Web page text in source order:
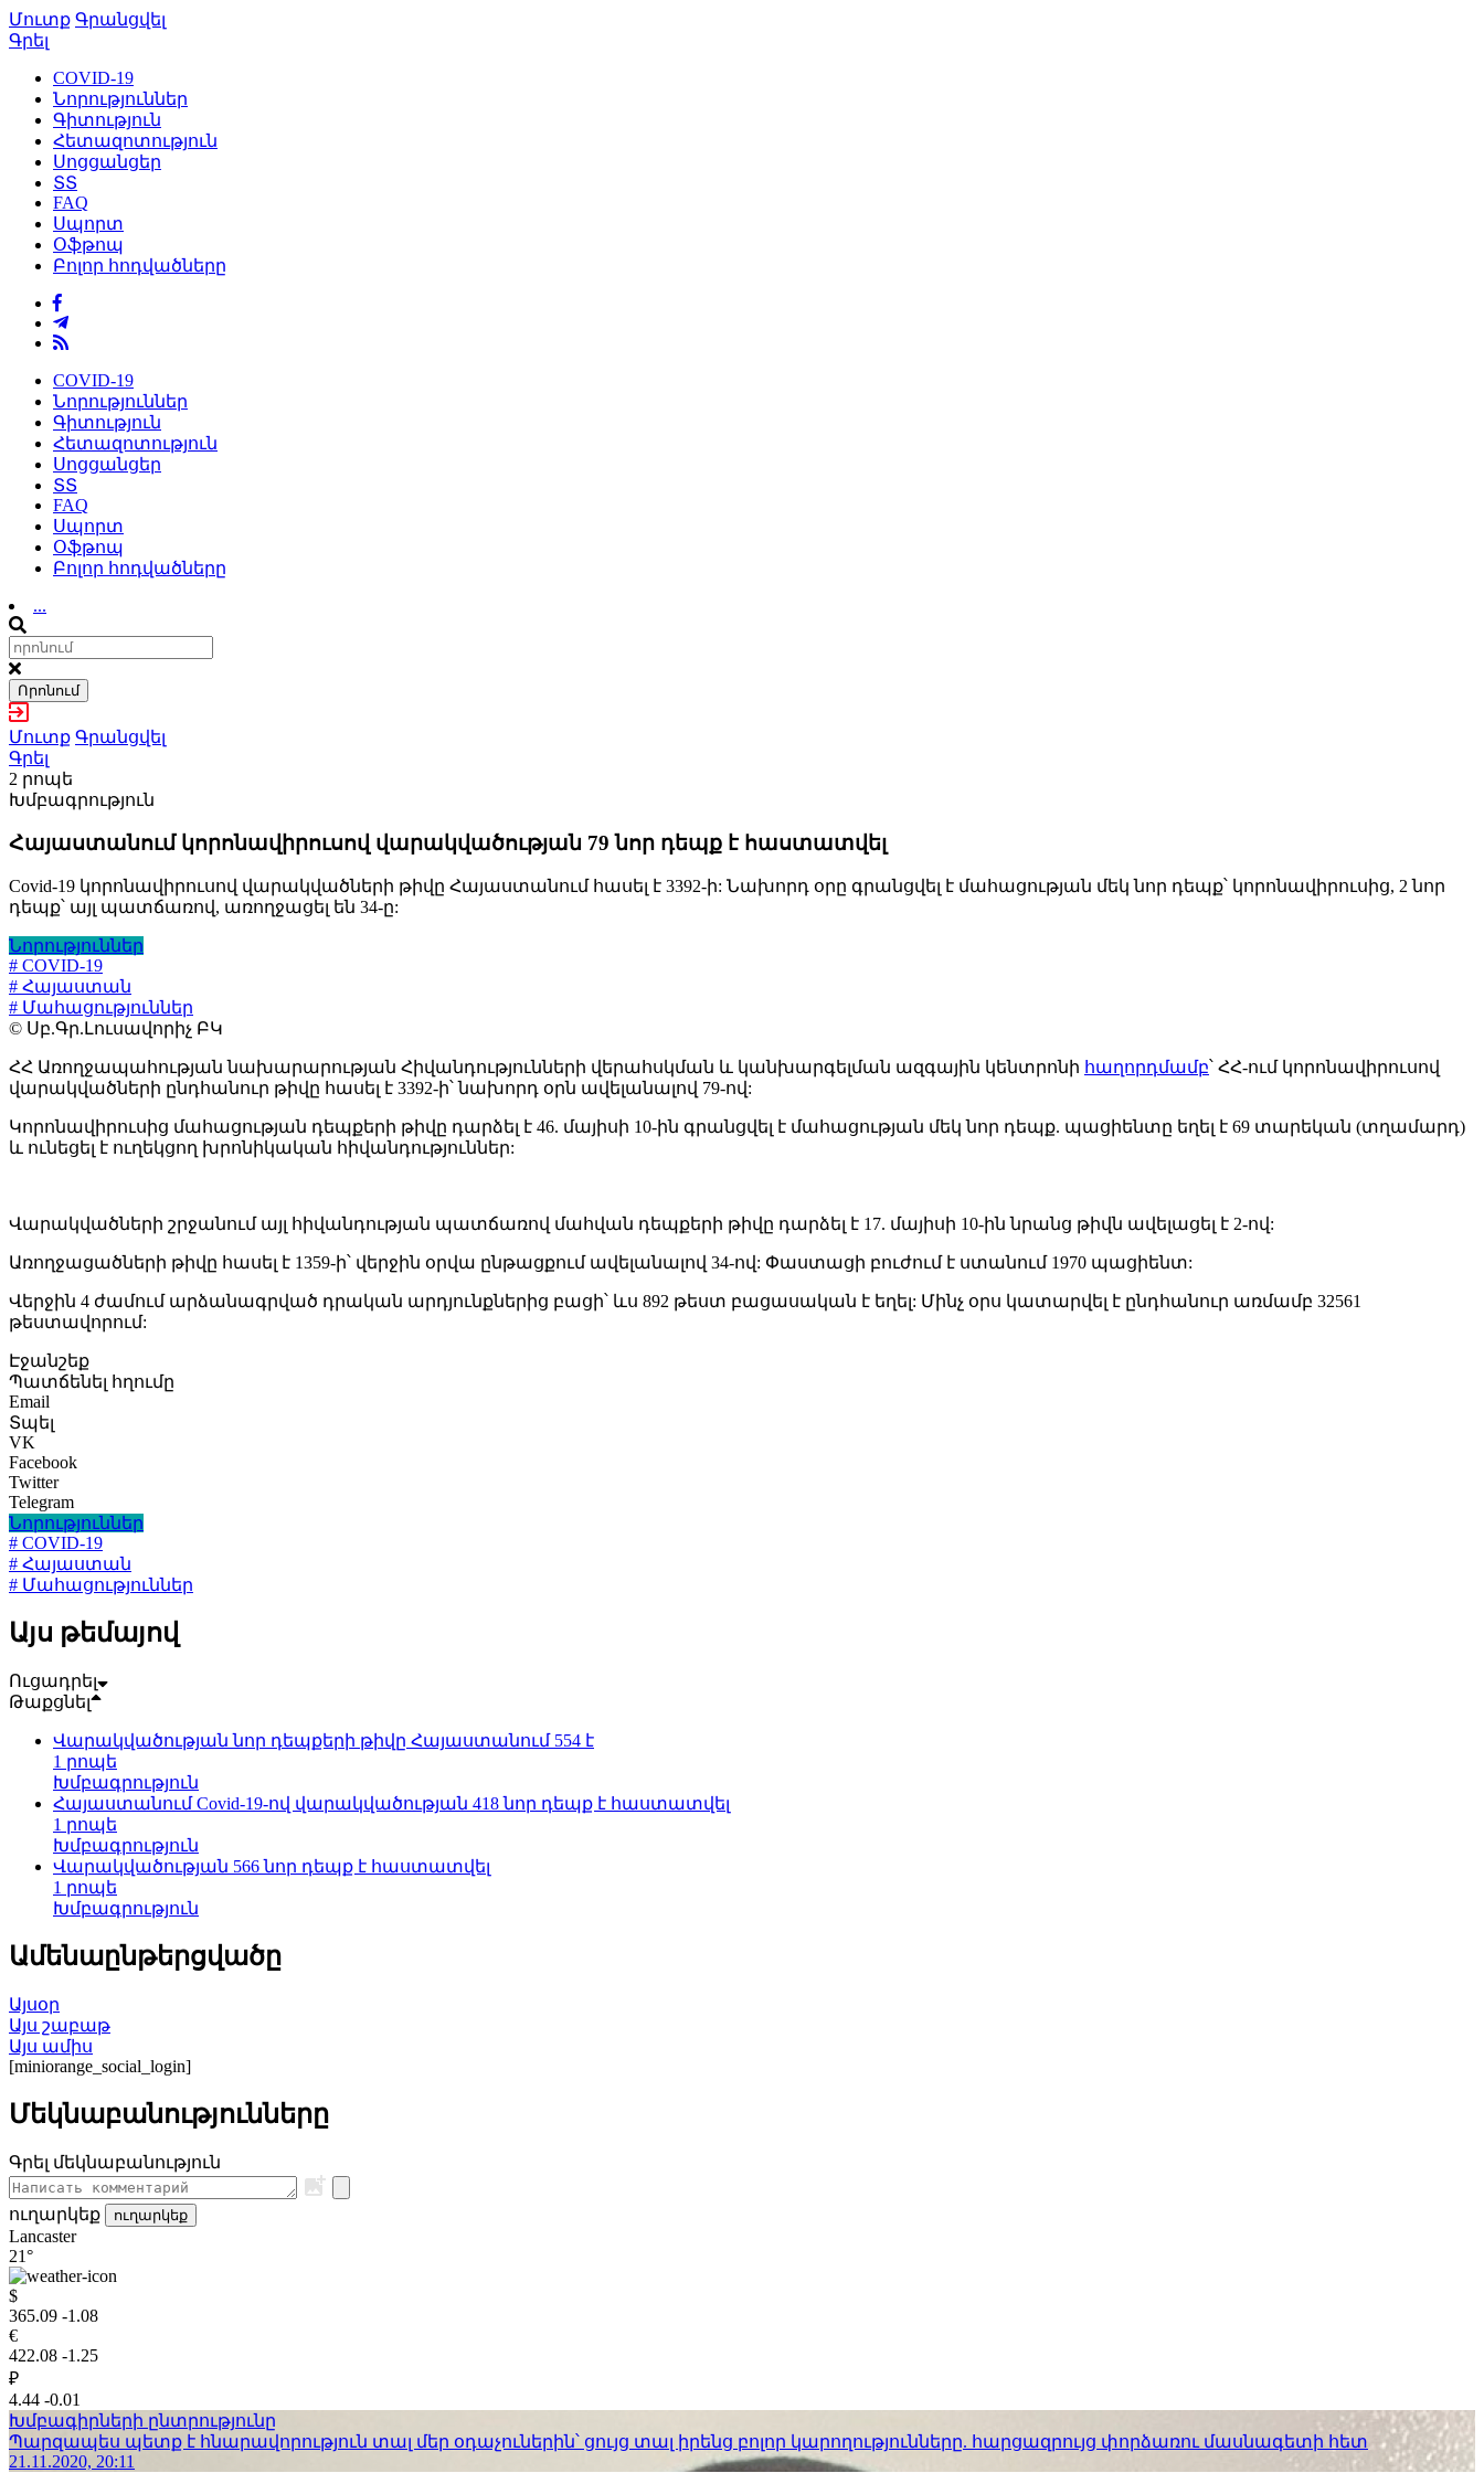
Մուտք Գրանցվել
Գրել
COVID-19
Նորություններ
Գիտություն
Հետազոտություն
Սոցցանցեր
ՏՏ
FAQ
Սպորտ
Օֆթոպ
Բոլոր հոդվածները
COVID-19
Նորություններ
Գիտություն
Հետազոտություն
Սոցցանցեր
ՏՏ
FAQ
Սպորտ
Օֆթոպ
Բոլոր հոդվածները
...
Որոնում
Մուտք Գրանցվել
Գրել
2 րոպե
Խմբագրություն
Հայաստանում կորոնավիրուսով վարակվածության 79 նոր դեպք է հաստատվել
Covid-19 կորոնավիրուսով վարակվածների թիվը Հայաստանում հասել է 3392-ի: Նախորդ օրը գրանցվել է մահացության մեկ նոր դեպք՝ կորոնավիրուսից, 2 նոր
դեպք՝ այլ պատճառով, առողջացել են 34-ը:
Նորություններ
# COVID-19
# Հայաստան
# Մահացություններ
© Սբ.Գր.Լուսավորիչ ԲԿ
ՀՀ Առողջապահության նախարարության Հիվանդությունների վերահսկման և կանխարգելման ազգային կենտրոնի հաղորդմամբ՝ ՀՀ-ում կորոնավիրուսով
վարակվածների ընդհանուր թիվը հասել է 3392-ի՝ նախորդ օրն ավելանալով 79-ով:
Կորոնավիրուսից մահացության դեպքերի թիվը դարձել է 46. մայիսի 10-ին գրանցվել է մահացության մեկ նոր դեպք. պացիենտը եղել է 69 տարեկան (տղամարդ)
և ունեցել է ուղեկցող խրոնիկական հիվանդություններ:
Վարակվածների շրջանում այլ հիվանդության պատճառով մահվան դեպքերի թիվը դարձել է 17. մայիսի 10-ին նրանց թիվն ավելացել է 2-ով:
Առողջացածների թիվը հասել է 1359-ի՝ վերջին օրվա ընթացքում ավելանալով 34-ով: Փաստացի բուժում է ստանում 1970 պացիենտ:
Վերջին 4 ժամում արձանագրված դրական արդյունքներից բացի՝ ևս 892 թեստ բացասական է եղել: Մինչ օրս կատարվել է ընդհանուր առմամբ 32561
թեստավորում:
Էջանշեք
Պատճենել հղումը
Email
Տպել
VK
Facebook
Twitter
Telegram
Նորություններ
# COVID-19
# Հայաստան
# Մահացություններ
Այս թեմայով
Ուցադրել
Թաքցնել
Վարակվածության նոր դեպքերի թիվը Հայաստանում 554 է
1 րոպե
Խմբագրություն
Հայաստանում Covid-19-ով վարակվածության 418 նոր դեպք է հաստատվել
1 րոպե
Խմբագրություն
Վարակվածության 566 նոր դեպք է հաստատվել
1 րոպե
Խմբագրություն
Ամենաընթերցվածը
Այսօր
Այս շաբաթ
Այս ամիս
[miniorange_social_login]
Մեկնաբանությունները
Գրել մեկնաբանություն
ուղարկեք ուղարկեք
Lancaster
21°
$
365.09 -1.08
€
422.08 -1.25
₽
4.44 -0.01
Խմբագիրների ընտրությունը
Պարզապես պետք է հնարավորություն տալ մեր օդաչուներին՝ ցույց տալ իրենց բոլոր կարողությունները. հարցազրույց փորձառու մասնագետի հետ
21.11.2020, 20:11